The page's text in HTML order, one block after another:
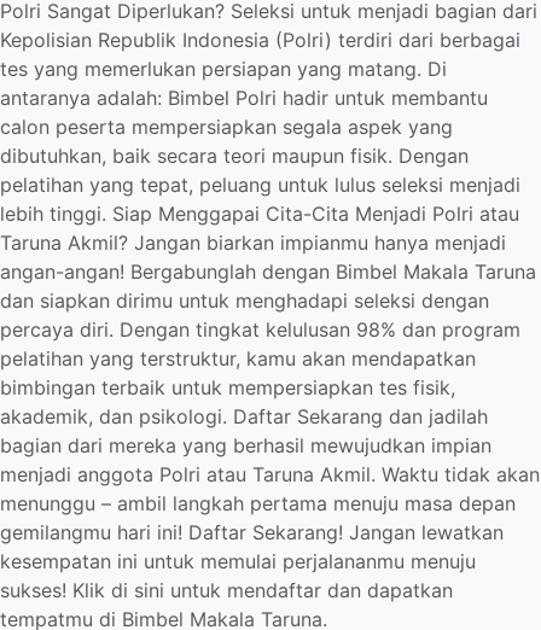
Polri Sangat Diperlukan? Seleksi untuk menjadi bagian dari
Kepolisian Republik Indonesia (Polri) terdiri dari berbagai
tes yang memerlukan persiapan yang matang. Di
antaranya adalah: Bimbel Polri hadir untuk membantu
calon peserta mempersiapkan segala aspek yang
dibutuhkan, baik secara teori maupun fisik. Dengan
pelatihan yang tepat, peluang untuk lulus seleksi menjadi
lebih tinggi. Siap Menggapai Cita-Cita Menjadi Polri atau
Taruna Akmil? Jangan biarkan impianmu hanya menjadi
angan-angan! Bergabunglah dengan Bimbel Makala Taruna
dan siapkan dirimu untuk menghadapi seleksi dengan
percaya diri. Dengan tingkat kelulusan 98% dan program
pelatihan yang terstruktur, kamu akan mendapatkan
bimbingan terbaik untuk mempersiapkan tes fisik,
akademik, dan psikologi. Daftar Sekarang dan jadilah
bagian dari mereka yang berhasil mewujudkan impian
menjadi anggota Polri atau Taruna Akmil. Waktu tidak akan
menunggu – ambil langkah pertama menuju masa depan
gemilangmu hari ini! Daftar Sekarang! Jangan lewatkan
kesempatan ini untuk memulai perjalananmu menuju
sukses! Klik di sini untuk mendaftar dan dapatkan
tempatmu di Bimbel Makala Taruna.